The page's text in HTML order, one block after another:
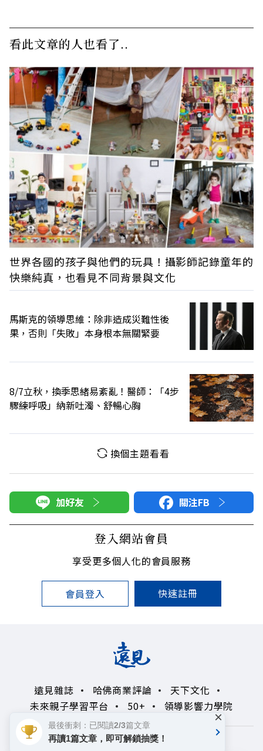
看此文章的人也看了..
世界各國的孩子與他們的玩具！攝影師記錄童年的
快樂純真，也看見不同背景與文化
馬斯克的領導思維：除非造成災難性後
果，否則「失敗」本身根本無關緊要
8/7立秋，換季思緒易紊亂！醫師：「4步
驟練呼吸」納新吐濁、舒暢心胸
換個主題看看
加好友 關注FB
登入網站會員
享受更多個人化的會員服務
會員登入 快速註冊
遠見雜誌 哈佛商業評論
天下文化
未來親子學習平台
50+ 領導影響力學院
著作權聲明 隱私權政策
最後衝刺：已閱讀2/3篇文章
再讀1篇文章，即可解鎖抽獎！
×